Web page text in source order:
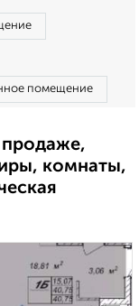
помещение
комнаты,